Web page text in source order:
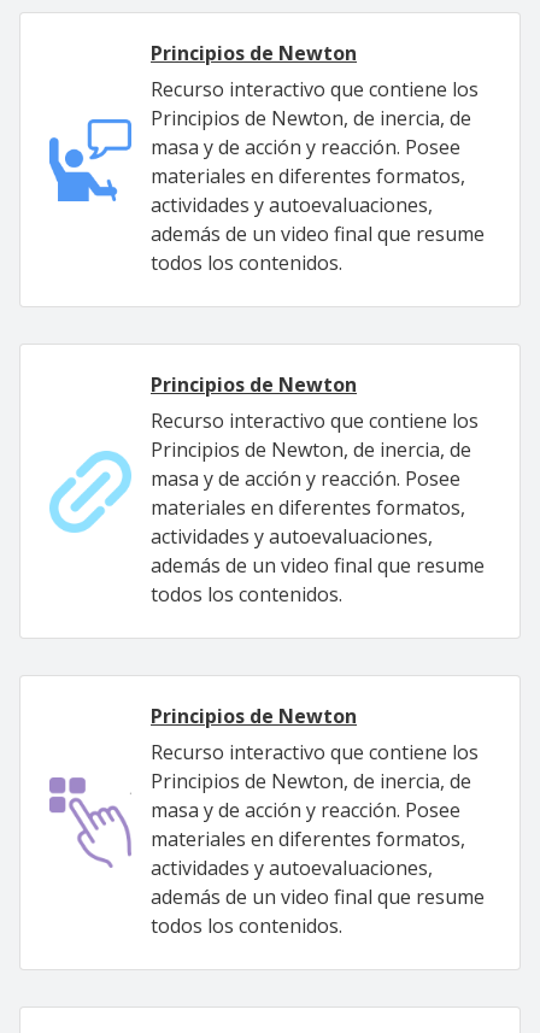
Principios de Newton
Recurso interactivo que contiene los
Principios de Newton, de inercia, de
masa y de acción y reacción. Posee
materiales en diferentes formatos,
actividades y autoevaluaciones,
además de un video final que resume
todos los contenidos.
Principios de Newton
Recurso interactivo que contiene los
Principios de Newton, de inercia, de
masa y de acción y reacción. Posee
materiales en diferentes formatos,
actividades y autoevaluaciones,
además de un video final que resume
todos los contenidos.
Principios de Newton
Recurso interactivo que contiene los
Principios de Newton, de inercia, de
masa y de acción y reacción. Posee
materiales en diferentes formatos,
actividades y autoevaluaciones,
además de un video final que resume
todos los contenidos.